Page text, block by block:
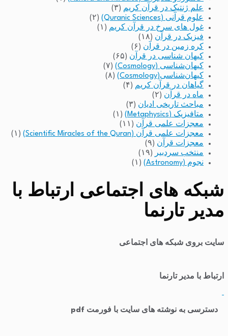
علم ژنتیک در قرآن کریم (۳)
علوم قرآنی (Quranic Sciences)
(۲)
غول های سرخ در قرآن کریم (۱)
فیزیک در قرآن (۱۸)
کره زمین در قرآن (۶)
کیهان شناسی در قرآن (۶۵)
کیهان‌شناسی (Cosmology)
(۷)
کیهان‌شناسی(Cosmology)
(۸)
گیاهان در قرآن کریم (۴)
ماه در قرآن (۲)
مباحث تاریخی ادیان (۳)
متافیزیک (Metaphysics)
(۱)
معجزات علمی قرآن (۱۱)
معجزات علمی قرآن (Scientific Miracles of the Quran)
(۱)
معجزات قرآن (۹)
منتخب سردبیر
(۱۹)
نجوم (Astronomy)
(۱)
شبکه های اجتماعی ارتباط با
مدیر تارنما
سایت بروی شبکه های اجتماعی
ارتباط با مدیر تارنما
دسترسی به نوشته های سایت با فورمت pdf